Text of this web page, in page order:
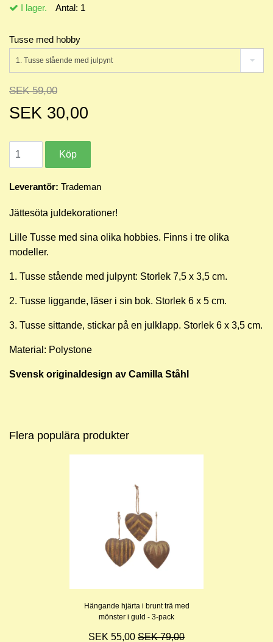
I lager. Antal: 1
Tusse med hobby
1. Tusse stående med julpynt
SEK 59,00
SEK 30,00
Leverantör: Trademan
Jättesöta juldekorationer!
Lille Tusse med sina olika hobbies. Finns i tre olika
modeller.
1. Tusse stående med julpynt: Storlek 7,5 x 3,5 cm.
2. Tusse liggande, läser i sin bok. Storlek 6 x 5 cm.
3. Tusse sittande, stickar på en julklapp. Storlek 6 x 3,5 cm.
Material: Polystone
Svensk originaldesign av Camilla Ståhl
Flera populära produkter
Hängande hjärta i brunt trä med
mönster i guld - 3-pack
SEK 55,00 SEK 79,00